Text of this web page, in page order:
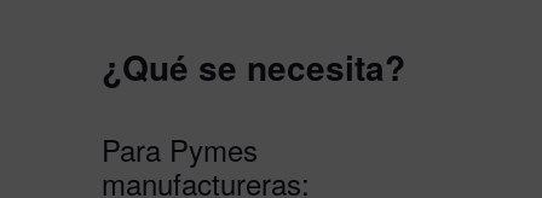
¿Qué se necesita?
Para Pymes
manufactureras: